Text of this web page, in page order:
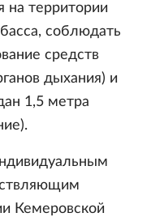
на территории
соблюдать
средств
дыхания) и
1,5 метра
Кемеровской